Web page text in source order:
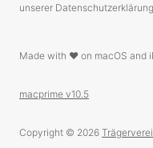
unserer
Made with ❤️ on macOS
macprime v10.5
Copyright © 2026